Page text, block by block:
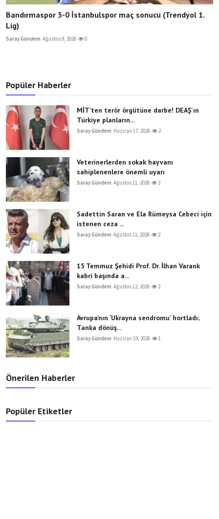
Bandırmaspor 3-0 İstanbulspor maç sonucu (Trendyol 1.
Lig)
Saray Gündem Ağustos 9, 2026 0
Popüler Haberler
MİT’ten terör örgütüne darbe! DEAŞ'ın
Türkiye planların...
Saray Gündem Haziran 17, 2026 2
Veterinerlerden sokak hayvanı
sahiplenenlere önemli uyarı
Saray Gündem Ağustos 11, 2026 2
Sadettin Saran ve Ela Rümeysa Cebeci için
istenen ceza ...
Saray Gündem Ağustos 11, 2026 2
15 Temmuz Şehidi Prof. Dr. İlhan Varank
kabri başında a...
Saray Gündem Ağustos 12, 2026 2
Avrupa’nın ‘Ukrayna sendromu’ hortladı;
Tanka dönüş...
Saray Gündem Haziran 19, 2026 1
Önerilen Haberler
Popüler Etiketler